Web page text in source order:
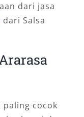
dari jasa
dari Salsa
paling cocok